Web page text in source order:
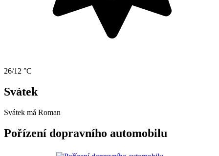
26/12 °C
Svátek
Svátek má Roman
Pořízení dopravního automobilu